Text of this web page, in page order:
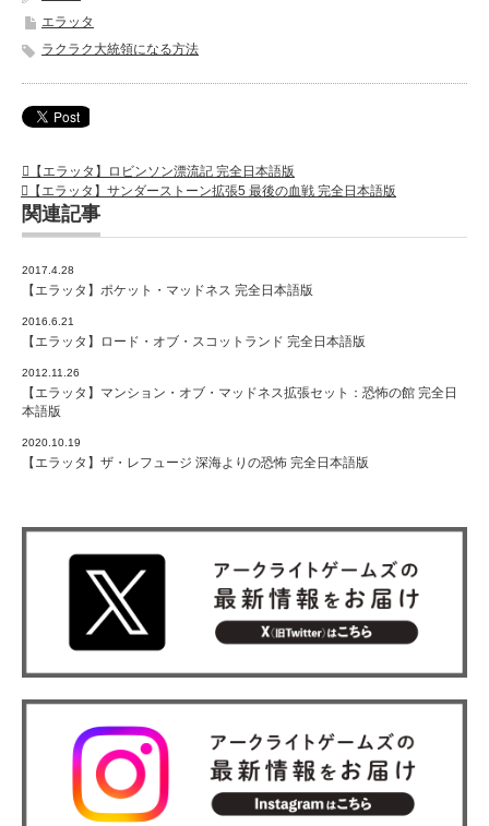
エラッタ
ラクラク大統領になる方法
【エラッタ】ロビンソン漂流記 完全日本語版
【エラッタ】サンダーストーン拡張5 最後の血戦 完全日本語版
関連記事
2017.4.28
【エラッタ】ポケット・マッドネス 完全日本語版
2016.6.21
【エラッタ】ロード・オブ・スコットランド 完全日本語版
2012.11.26
【エラッタ】マンション・オブ・マッドネス拡張セット：恐怖の館 完全日
本語版
2020.10.19
【エラッタ】ザ・レフュージ 深海よりの恐怖 完全日本語版